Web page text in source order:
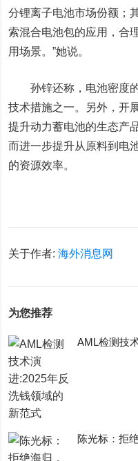
分锂离子电池市场份额；
索混合电池包的应用，合
用场景。”她说。
孙锌还称，电池密度的
技术措施之一。另外，开
提升动力蓄电池的生态产
而进一步提升从原料到电
的资源效率。
关于作者:海外消息网
为您推荐
AML检测技
陈光标：拒